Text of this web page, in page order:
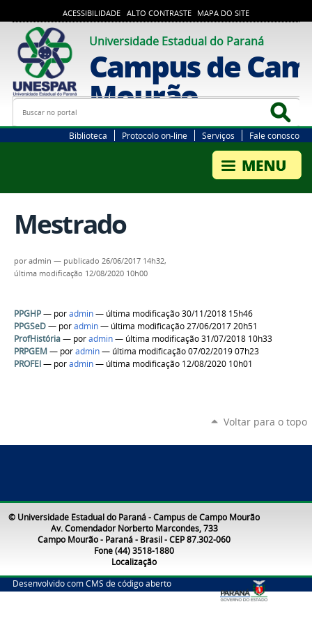
ACESSIBILIDADE ALTO CONTRASTE MAPA DO SITE
Universidade Estadual do Paraná
Campus de
Mourão
Busca
Biblioteca Protocolo on-line Serviços Fale conosco
Mestrado
poradmin — publicado 26/06/2017 14h32,
última modificação 12/08/2020 10h00
PPGHP— poradmin— última modificação 30/11/2018 15h46
PPGSeD— poradmin— última modificação 27/06/2017 20h51
ProfHistória— poradmin— última modificação 31/07/2018 10h33
PRPGEM— poradmin— última modificação 07/02/2019 07h23
PROFEI— poradmin— última modificação 12/08/2020 10h01
Voltar para o topo
© Universidade Estadual do Paraná - Campus de Campo Mourão
Av. Comendador Norberto Marcondes, 733
Campo Mourão - Paraná - Brasil - CEP 87.302-060
Fone (44) 3518-1880
Localização
Desenvolvido com CMS de código aberto